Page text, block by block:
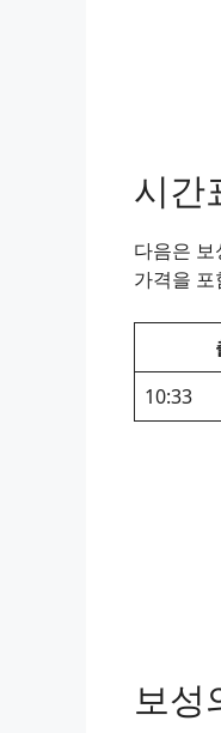
시간
다음은
가격을
10:33
보성